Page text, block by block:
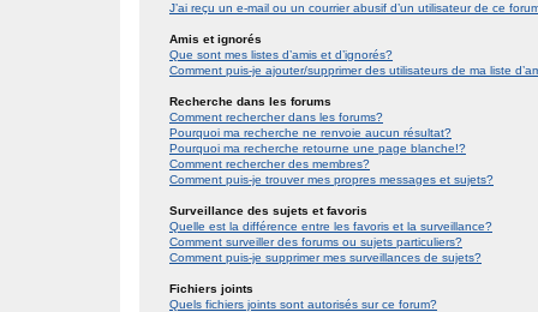
J’ai reçu un e-mail ou un courrier abusif d’un utilisateur de ce
Amis et ignorés
Que sont mes listes d’amis et d’ignorés?
Comment puis-je ajouter/supprimer des utilisateurs de ma liste
Recherche dans les forums
Comment rechercher dans les forums?
Pourquoi ma recherche ne renvoie aucun résultat?
Pourquoi ma recherche retourne une page blanche!?
Comment rechercher des membres?
Comment puis-je trouver mes propres messages et sujets?
Surveillance des sujets et favoris
Quelle est la différence entre les favoris et la surveillance?
Comment surveiller des forums ou sujets particuliers?
Comment puis-je supprimer mes surveillances de sujets?
Fichiers joints
Quels fichiers joints sont autorisés sur ce forum?